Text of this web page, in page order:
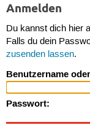
Anmelden
Du kannst dich hier
Falls du dein
zusenden lassen.
Benutzername
Passwort: